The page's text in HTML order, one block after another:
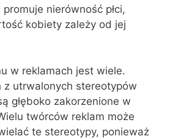
nierówność płci,
kobiety zależy od jej
w reklamach jest wiele.
z utrwalonych stereotypów
głęboko zakorzenione w
twórców reklam może
te stereotypy, ponieważ